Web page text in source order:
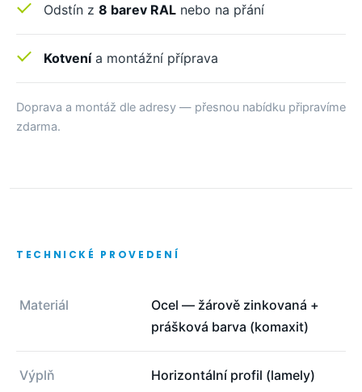
Odstín z 8 barev RAL nebo na přání
Kotvenía montážní příprava
Doprava a montáž dle adresy — přesnou nabídku připravíme
zdarma.
TECHNICKÉ PROVEDENÍ
Materiál
Ocel — žárově zinkovaná +
prášková barva (komaxit)
Výplň Horizontální profil (lamely)